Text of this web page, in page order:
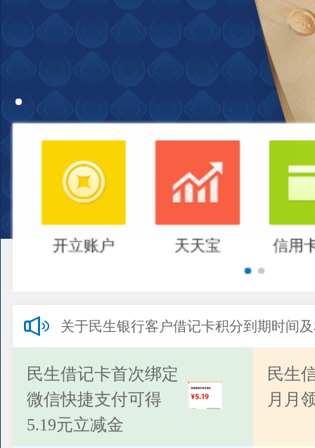
开立账户 天天宝 信用
关于民生银行客户借记卡积分到期时间
公告
民生借记卡首次绑定
微信快捷支付可得
5.19元立减金
民生
月月